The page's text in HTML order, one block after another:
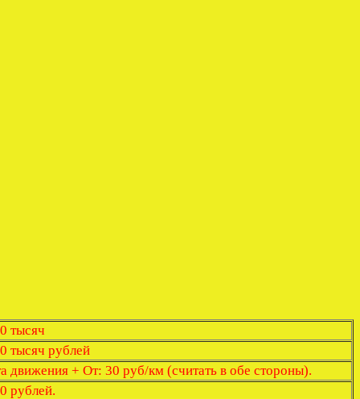
тысяч
тысяч рублей
+ От: 30 руб/км (считать в обе стороны).
рублей.